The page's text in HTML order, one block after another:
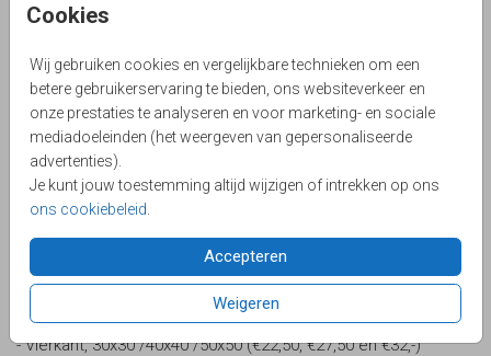
Cookies
Wij gebruiken cookies en vergelijkbare technieken om een
betere gebruikerservaring te bieden, ons websiteverkeer en
onze prestaties te analyseren en voor marketing- en sociale
mediadoeleinden (het weergeven van gepersonaliseerde
advertenties).
Je kunt jouw toestemming altijd wijzigen of intrekken op ons
ons cookiebeleid
Accepteren
Weigeren
Poster maken van geboortekaartje voor
kinderkamer
We bieden 3 soorten posters aan: een collectie mét folie,
een collectie zonder folie en een poster in de stijl van je
kaartje. We hebben de volgende formaten:
Full-color posters:
- Staand, 20x30 en 40x60 (€19,95 en €29,95)
- Liggend, 30x20 en 60x40 (€19,95 en €29,95)
- Vierkant, 30x30 /40x40 /50x50 (€22,50, €27,50 en €32,-)